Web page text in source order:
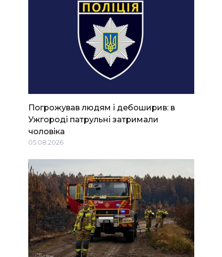
Погрожував людям і дебоширив: в
Ужгороді патрульні затримали
чоловіка
05.08.2026